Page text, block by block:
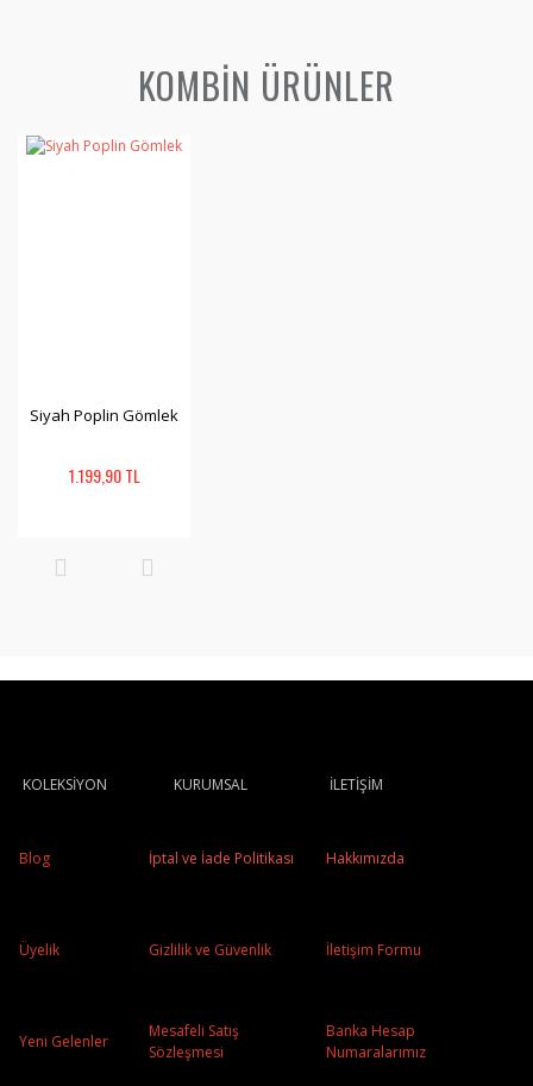
KOMBİN ÜRÜNLER
Siyah Poplin Gömlek
1.199,90 TL
KOLEKSİYON KURUMSAL İLETİŞİM
Blog İptal ve İade Politikası Hakkımızda
Üyelik Gizlilik ve Güvenlik İletişim Formu
Yeni Gelenler
Mesafeli Satış
Sözleşmesi
Banka Hesap
Numaralarımız